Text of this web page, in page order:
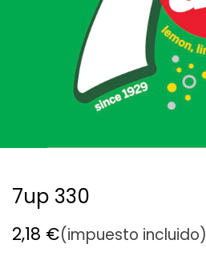
7up 330
2,18 €(impuesto incluido)